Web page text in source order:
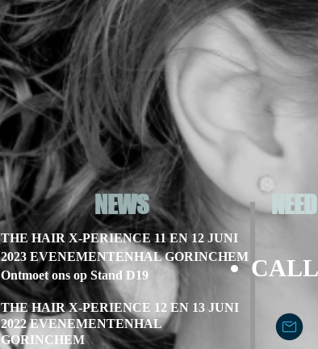
NEWS
THE HAIR X-PERIENCE 12 EN 13 JUNI
2022 EVENEMENTENHAL
GORINCHEM
NEED
CALL
THE HAIR X-PERIENCE 11 EN 12 JUNI
2023 EVENEMENTENHAL GORINCHEM
Ontmoet ons op Stand D19